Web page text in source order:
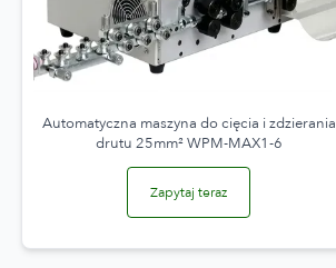
Automatyczna maszyna do cięcia i zdzierania
drutu 25mm² WPM-MAX1-6
Zapytaj teraz